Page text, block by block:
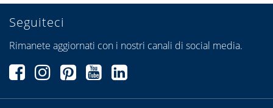
Seguiteci
Rimanete aggiornati con i nostri canali di social media.